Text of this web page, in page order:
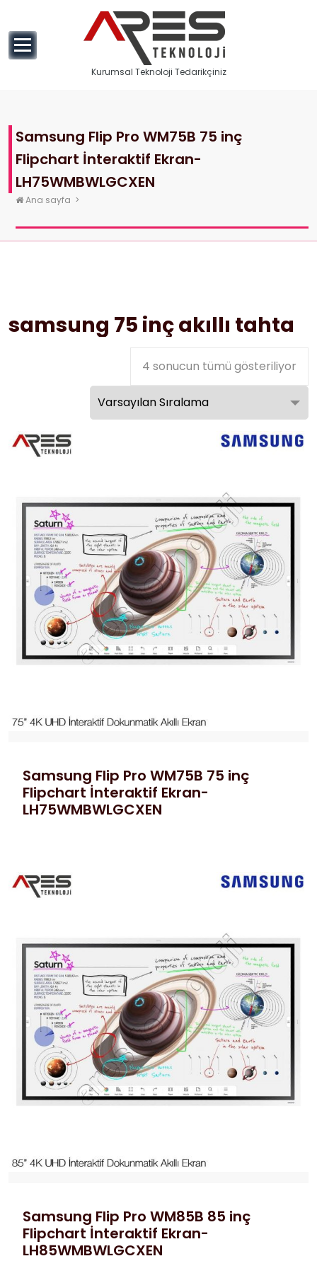
Kurumsal Teknoloji Tedarikçiniz
Samsung Flip Pro WM75B 75 inç
Flipchart İnteraktif Ekran-
LH75WMBWLGCXEN
Ana sayfa >
samsung 75 inç akıllı tahta
4 sonucun tümü gösteriliyor
Samsung Flip Pro WM75B 75 inç
Flipchart İnteraktif Ekran-
LH75WMBWLGCXEN
Samsung Flip Pro WM85B 85 inç
Flipchart İnteraktif Ekran-
LH85WMBWLGCXEN